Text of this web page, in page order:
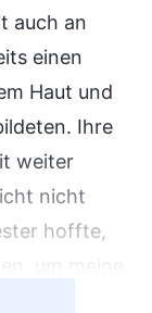
auch an
einen
Haut und
Ihre
weiter
nicht
hoffte,
um meine
ich den Brief